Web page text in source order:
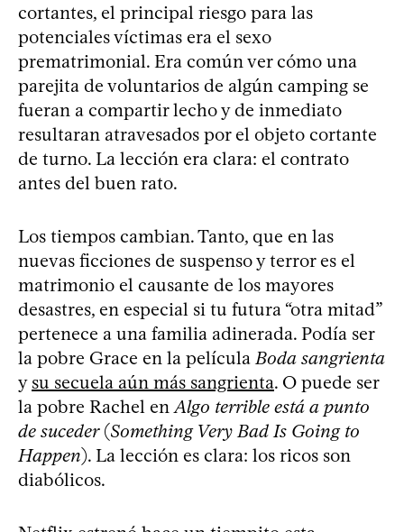
cortantes, el principal riesgo para las
potenciales víctimas era el sexo
prematrimonial. Era común ver cómo una
parejita de voluntarios de algún camping se
fueran a compartir lecho y de inmediato
resultaran atravesados por el objeto cortante
de turno. La lección era clara: el contrato
antes del buen rato.
Los tiempos cambian. Tanto, que en las
nuevas ficciones de suspenso y terror es el
matrimonio el causante de los mayores
desastres, en especial si tu futura “otra mitad”
pertenece a una familia adinerada. Podía ser
la pobre Grace en la películaBoda sangrienta
y su secuela aún más sangrienta. O puede ser
la pobre Rachel enAlgo terrible está a punto
de suceder(Something Very Bad Is Going to
Happen). La lección es clara: los ricos son
diabólicos.